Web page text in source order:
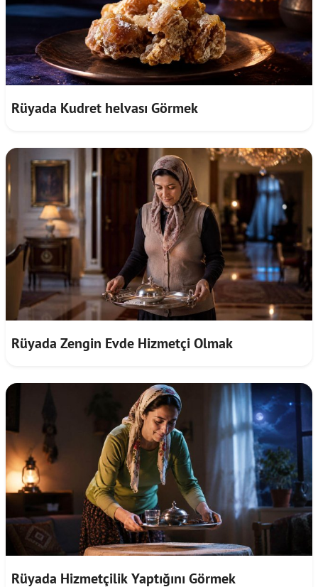
Rüyada Kudret helvası Görmek
Rüyada Zengin Evde Hizmetçi Olmak
Rüyada Hizmetçilik Yaptığını Görmek